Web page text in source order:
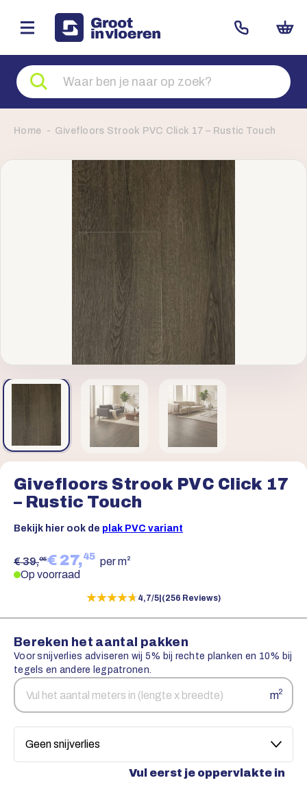
Zoeken
naar
producten
Home Givefloors Strook PVC Click 17 – Rustic Touch
Givefloors Strook PVC Click 17
– Rustic Touch
Bekijk hier ook de plak PVC variant
€ 39,95€ 27,45 per m²
Op voorraad
★★★★★
★★★★★4,7/5 (256 Reviews)
Bereken het aantal pakken
Voor snijverlies adviseren wij 5% bij rechte planken en 10% bij
tegels en andere legpatronen.
Aantal
vierkante
m2
Snijverlies
Vul eerst je oppervlakte in